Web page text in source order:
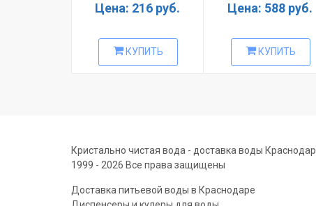
Цена: 216 руб.
КУПИТЬ
Цена: 588 руб.
КУПИТЬ
Кристально чистая вода - доставка воды Краснодар
1999 - 2026 Все права защищены
Доставка питьевой воды в Краснодаре